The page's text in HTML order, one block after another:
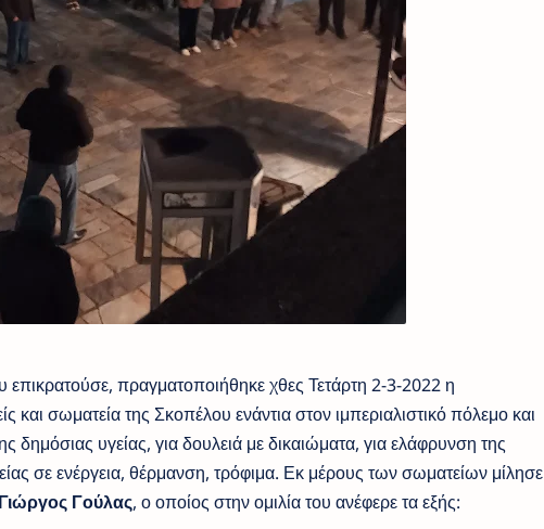
πραγματοποιήθηκε χθες Τετάρτη 2-3-2022 η
σωματεία της Σκοπέλου ενάντια στον ιμπεριαλιστικό πόλεμο και
δημόσιας υγείας, για δουλειά με δικαιώματα, για ελάφρυνση της
σε ενέργεια, θέρμανση, τρόφιμα. Εκ μέρους των σωματείων μίλησε
Γιώργος Γούλας, ο οποίος στην ομιλία του ανέφερε τα εξής: